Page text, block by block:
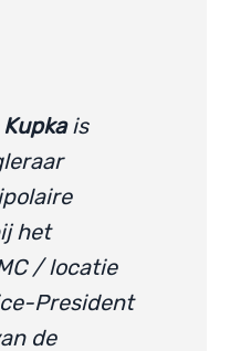
is
het
/ locatie
President
de